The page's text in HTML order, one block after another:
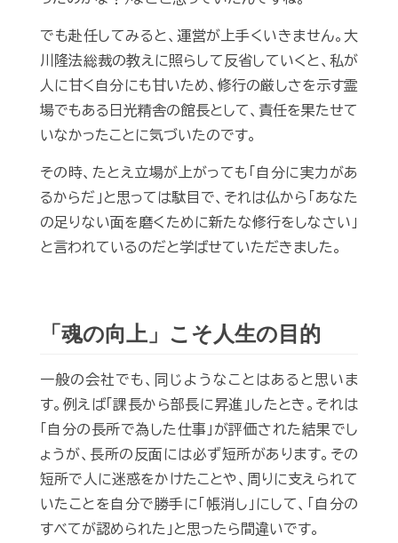
でも赴任してみると、運営が上手くいきません。大
川隆法総裁の教えに照らして反省していくと、私が
人に甘く自分にも甘いため、修行の厳しさを示す霊
場でもある日光精舎の館長として、責任を果たせて
いなかったことに気づいたのです。
その時、たとえ立場が上がっても「自分に実力があ
るからだ」と思っては駄目で、それは仏から「あなた
の足りない面を磨くために新たな修行をしなさい」
と言われているのだと学ばせていただきました。
「魂の向上」こそ人生の目的
一般の会社でも、同じようなことはあると思いま
す。例えば「課長から部長に昇進」したとき。それは
「自分の長所で為した仕事」が評価された結果でし
ょうが、長所の反面には必ず短所があります。その
短所で人に迷惑をかけたことや、周りに支えられて
いたことを自分で勝手に「帳消し」にして、「自分の
すべてが認められた」と思ったら間違いです。